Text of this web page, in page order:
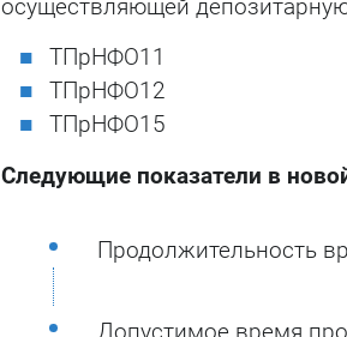
осуществляющей
ТПрНФО11
ТПрНФО12
ТПрНФО15
Следующие показатели в
Продолжительность
Допустимое время